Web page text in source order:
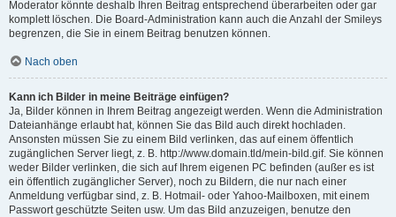
Moderator könnte deshalb Ihren Beitrag entsprechend überarbeiten oder gar
komplett löschen. Die Board-Administration kann auch die Anzahl der Smileys
begrenzen, die Sie in einem Beitrag benutzen können.
Nach oben
Kann ich Bilder in meine Beiträge einfügen?
Ja, Bilder können in Ihrem Beitrag angezeigt werden. Wenn die Administration
Dateianhänge erlaubt hat, können Sie das Bild auch direkt hochladen.
Ansonsten müssen Sie zu einem Bild verlinken, das auf einem öffentlich
zugänglichen Server liegt, z. B. http://www.domain.tld/mein-bild.gif. Sie können
weder Bilder verlinken, die sich auf Ihrem eigenen PC befinden (außer es ist
ein öffentlich zugänglicher Server), noch zu Bildern, die nur nach einer
Anmeldung verfügbar sind, z. B. Hotmail- oder Yahoo-Mailboxen, mit einem
Passwort geschützte Seiten usw. Um das Bild anzuzeigen, benutze den